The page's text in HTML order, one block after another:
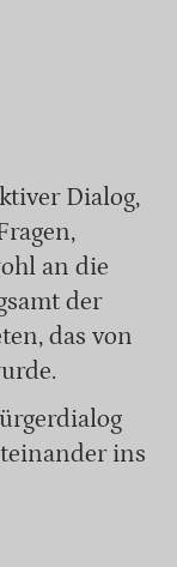
Dialog,
an die
der
das von
ins